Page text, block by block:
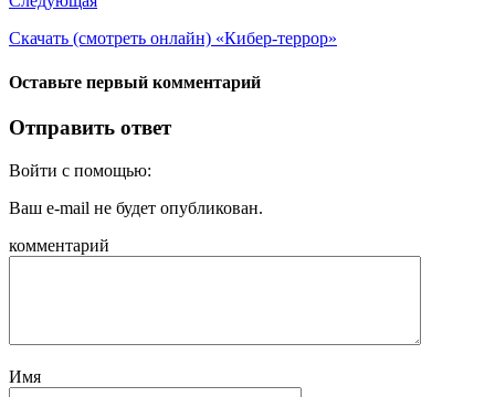
Скачать (смотреть онлайн) «Кибер-террор»
Оставьте первый комментарий
Отправить ответ
Войти с помощью:
Ваш e-mail не будет опубликован.
комментарий
Имя